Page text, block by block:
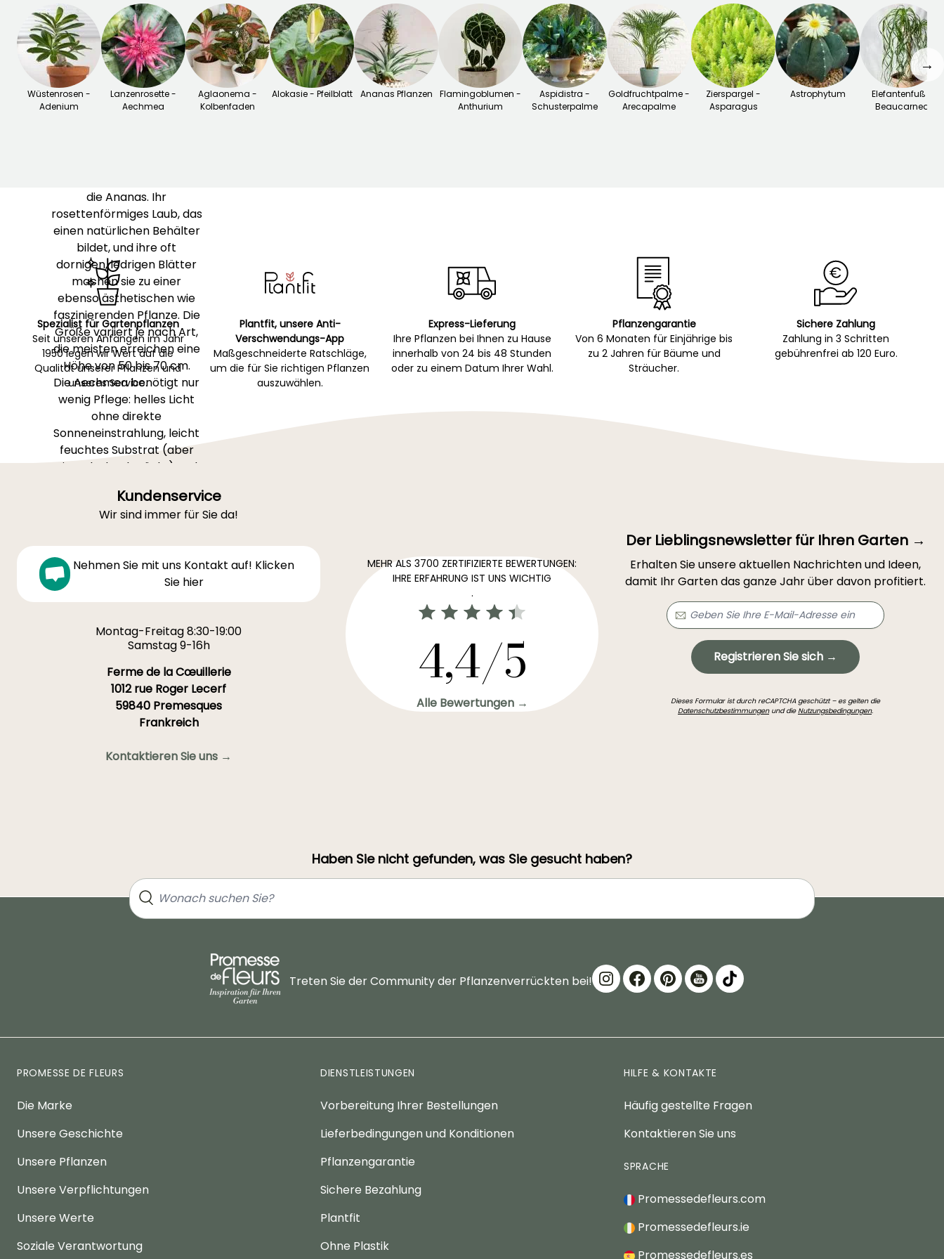
Aechmea ‘Elegant Pink’
erhellt Innenräume mit
ihren lebhaft rosa
Hochblättern, die schön
mit ihrem leuchtend
grünen Laub kontrastieren.
Aus den feuchten Wäldern
die Ananas. Ihr
rosettenförmiges Laub, das
einen natürlichen Behälter
bildet, und ihre oft
dornigen, ledrigen Blätter
machen sie zu einer
ebenso ästhetischen wie
faszinierenden Pflanze. Die
Größe variiert je nach Art,
die meisten erreichen eine
Höhe von 50 bis 70 cm.
Die Aechmea benötigt nur
wenig Pflege: helles Licht
ohne direkte
Sonneneinstrahlung, leicht
feuchtes Substrat (aber
niemals durchtränkt) und
Geben Sie etwas kalkfreies
Wasser in das Zentrum der
regelmäßig und vermeiden
Sie Temperaturen unter
Entdecken Sie auch unsere
eine Zimmerpflanze um?"
Wüstenrosen -
Adenium
Lanzenrosette -
Aechmea
Aglaonema -
Kolbenfaden
Alokasie - Pfeilblatt Ananas Pflanzen
Flamingoblumen -
Anthurium
Aspidistra -
Schusterpalme
Goldfruchtpalme -
Arecapalme
Zierspargel -
Asparagus
Astrophytum
Elefantenfuß -
Beaucarnea
→
Spezialist für Gartenpflanzen
Seit unseren Anfängen im Jahr
1950 legen wir Wert auf die
Qualität unserer Pflanzen und
unseres Service.
Plantfit, unsere Anti-
Verschwendungs-App
Maßgeschneiderte Ratschläge,
um die für Sie richtigen Pflanzen
auszuwählen.
Express-Lieferung
Ihre Pflanzen bei Ihnen zu Hause
innerhalb von 24 bis 48 Stunden
oder zu einem Datum Ihrer Wahl.
Pflanzengarantie
Von 6 Monaten für Einjährige bis
zu 2 Jahren für Bäume und
Sträucher.
Sichere Zahlung
Zahlung in 3 Schritten
gebührenfrei ab 120 Euro.
Kundenservice
Wir sind immer für Sie da!
Nehmen Sie mit uns Kontakt auf! Klicken
Sie hier
Montag-Freitag 8:30-19:00
Samstag 9-16h
Ferme de la Cœuillerie
1012 rue Roger Lecerf
59840 Premesques
Frankreich
Kontaktieren Sie uns →
MEHR ALS 3700 ZERTIFIZIERTE BEWERTUNGEN:
IHRE ERFAHRUNG IST UNS WICHTIG
.
4,4/5
Alle Bewertungen →
Der Lieblingsnewsletter für Ihren Garten →
Erhalten Sie unsere aktuellen Nachrichten und Ideen,
damit Ihr Garten das ganze Jahr über davon profitiert.
Registrieren Sie sich →
Dieses Formular ist durch reCAPTCHA geschützt – es gelten die
Datenschutzbestimmungenund dieNutzungsbedingungen.
Haben Sie nicht gefunden, was Sie gesucht haben?
Treten Sie der Community der Pflanzenverrückten bei!
PROMESSE DE FLEURS
Die Marke
Unsere Geschichte
Unsere Pflanzen
Unsere Verpflichtungen
Unsere Werte
Soziale Verantwortung
DIENSTLEISTUNGEN
Vorbereitung Ihrer Bestellungen
Lieferbedingungen und Konditionen
Pflanzengarantie
Sichere Bezahlung
Plantfit
Ohne Plastik
HILFE & KONTAKTE
Häufig gestellte Fragen
Kontaktieren Sie uns
SPRACHE
Promessedefleurs.com
Promessedefleurs.ie
Promessedefleurs.es